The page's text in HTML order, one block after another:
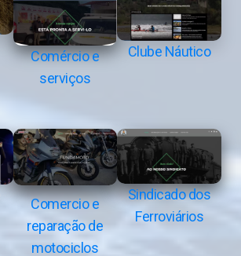
Comércio e
serviços
Clube Náutico
Comercio e
reparação de
motociclos
Sindicado dos
Ferroviários